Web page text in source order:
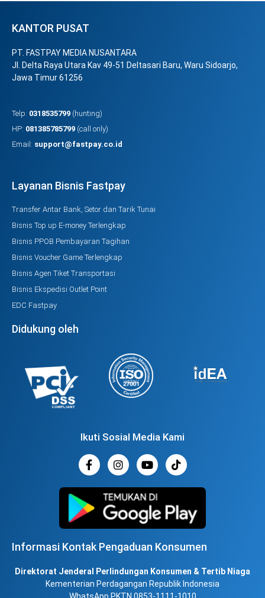
KANTOR PUSAT
PT. FASTPAY MEDIA NUSANTARA
Jl. Delta Raya Utara Kav 49-51 Deltasari Baru, Waru Sidoarjo,
Jawa Timur 61256
Telp: 0318535799 (hunting)
HP: 081385785799 (call only)
Email: support@fastpay.co.id
Layanan Bisnis Fastpay
Transfer Antar Bank, Setor dan Tarik Tunai
Bisnis Top up E-money Terlengkap
Bisnis PPOB Pembayaran Tagihan
Bisnis Voucher Game Terlengkap
Bisnis Agen Tiket Transportasi
Bisnis Ekspedisi Outlet Point
EDC Fastpay
Didukung oleh
Ikuti Sosial Media Kami
Informasi Kontak Pengaduan Konsumen
Direktorat Jenderal Perlindungan Konsumen & Tertib Niaga
Kementerian Perdagangan Republik Indonesia